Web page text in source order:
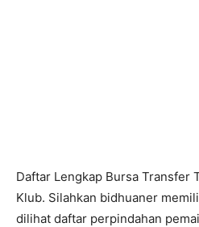
Daftar Lengkap Bursa Transfer
Klub. Silahkan bidhuaner
dilihat daftar perpindahan